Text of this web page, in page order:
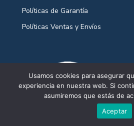
Políticas de Garantía
Políticas Ventas y Envíos
Usamos cookies para asegurar
experiencia en nuestra web. Si
asumiremos que estás de
Aceptar